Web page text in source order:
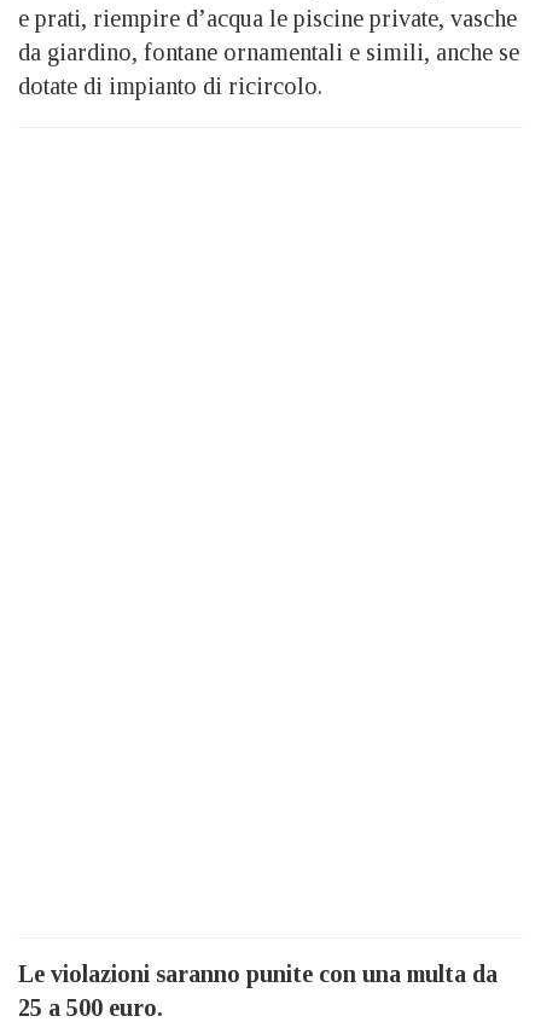
e prati, riempire d’acqua le piscine private, vasche
da giardino, fontane ornamentali e simili, anche se
dotate di impianto di ricircolo.
Le violazioni saranno punite con una multa da
25 a 500 euro.